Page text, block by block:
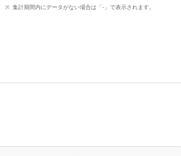
集計期間内にデータがない場合は「-」で表示されます。